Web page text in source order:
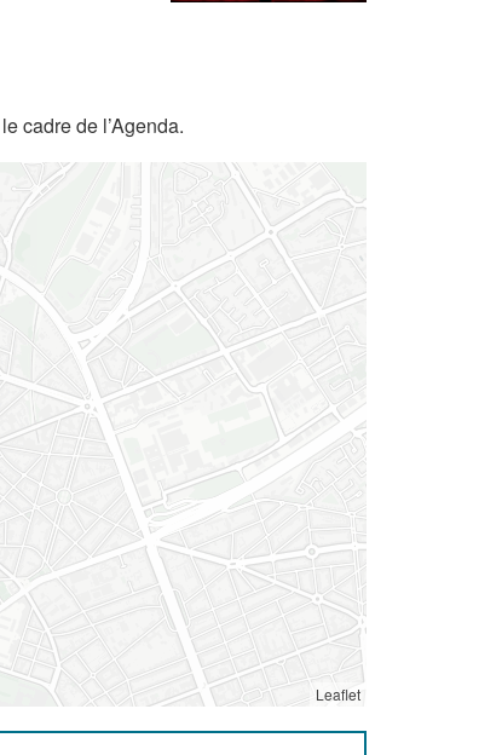
cadre de l’Agenda.
Leaflet